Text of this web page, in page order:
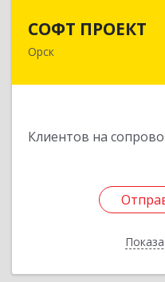
СОФТ ПРОЕКТ
Орск
Клиентов на